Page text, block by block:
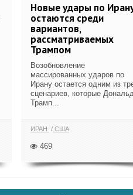
Новые удары по
остаются среди
вариантов,
рассматриваемых
Трампом
Возобновление
массированных ударов по
Ирану остается одним из
сценариев, которые
Трамп...
ИРАН США
469